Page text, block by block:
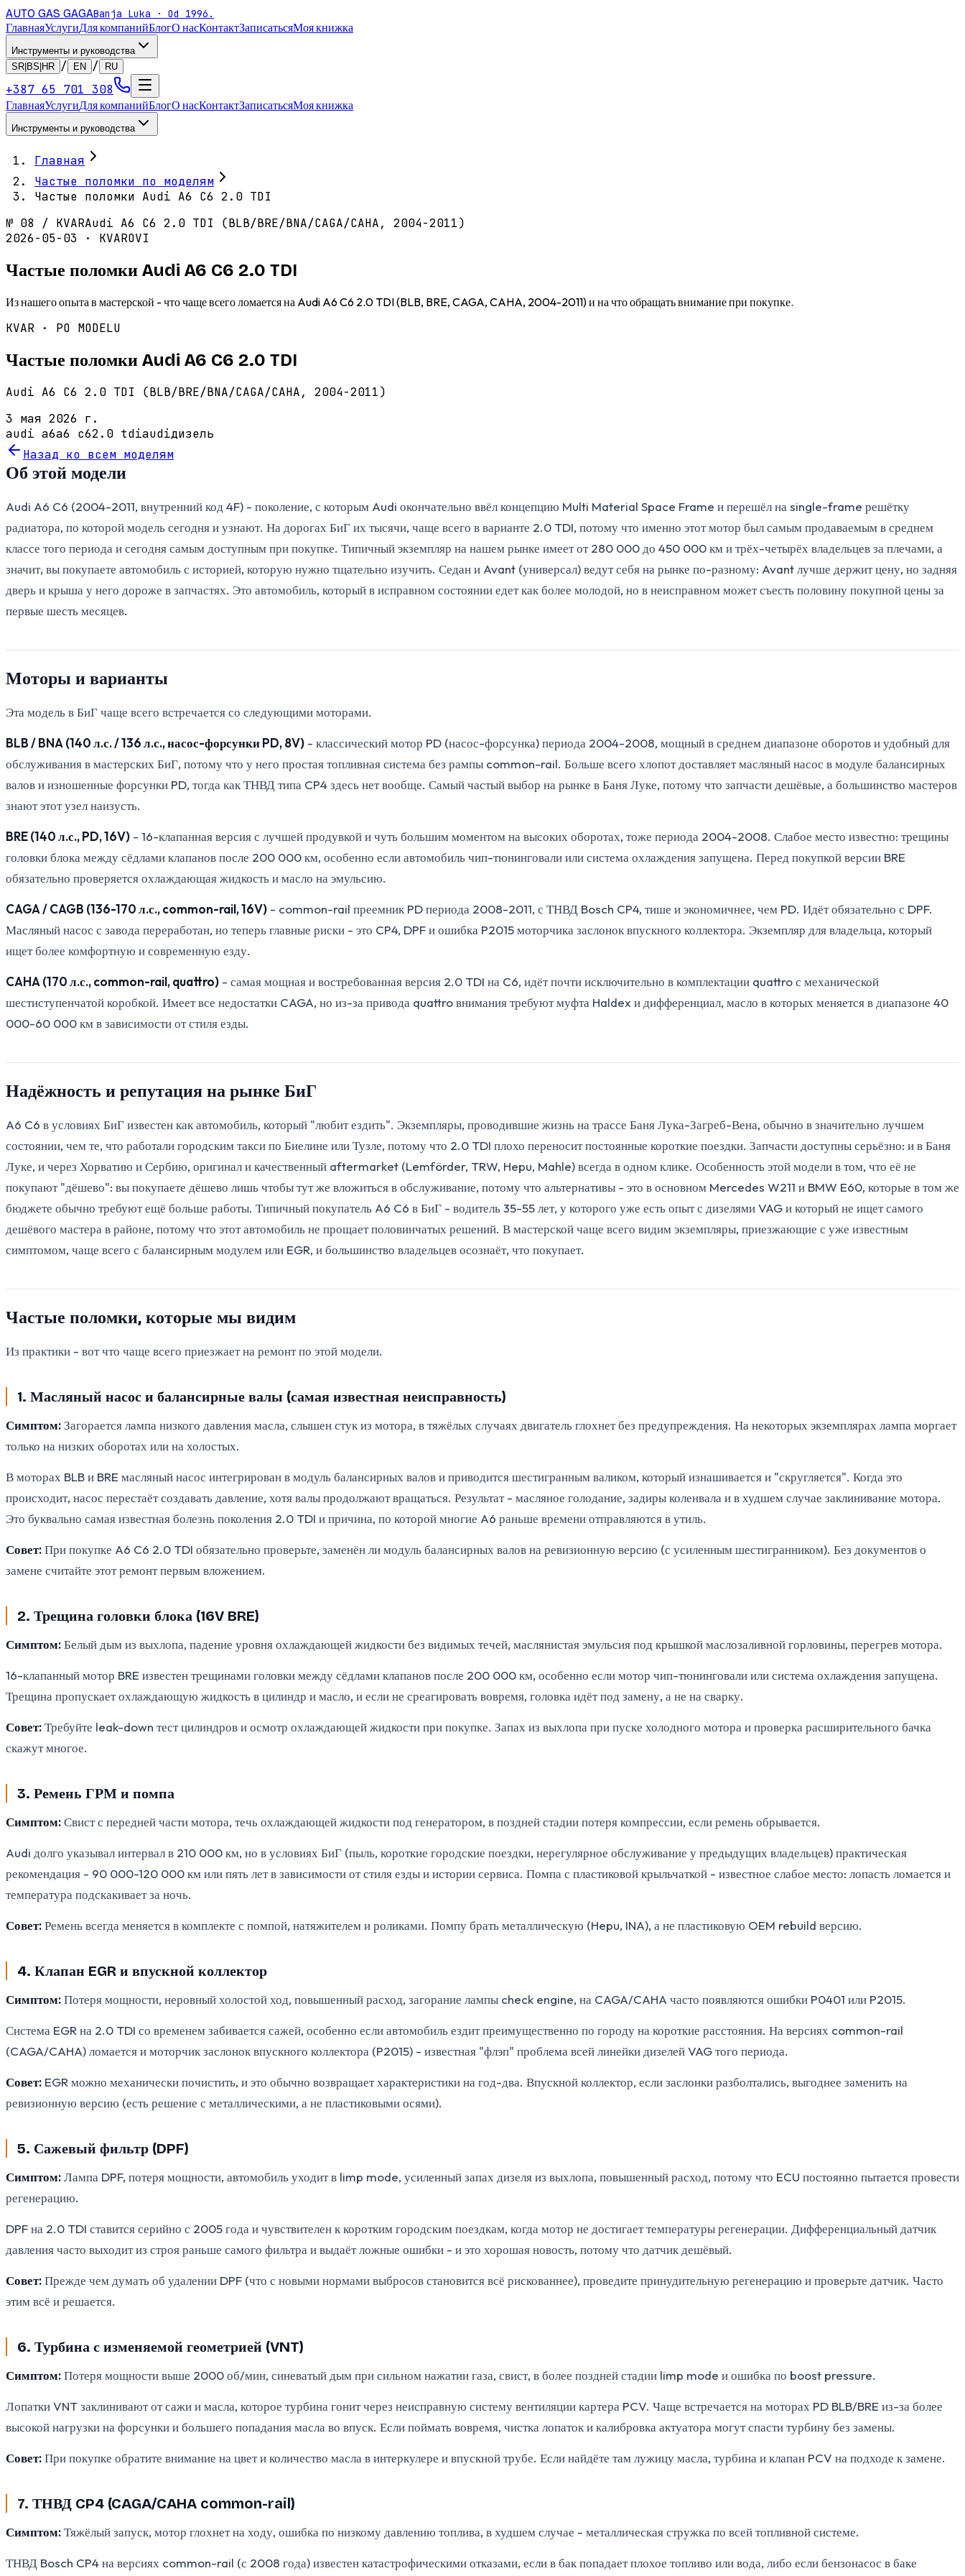
AUTO GAS GAGABanja Luka · Od 1996.
ГлавнаяУслугиДля компанийБлогО насКонтактЗаписатьсяМоя книжка
Инструменты и руководства
SR|BS|HR
/ EN / RU
+387 65 701 308
ГлавнаяУслугиДля компанийБлогО насКонтактЗаписатьсяМоя книжка
Инструменты и руководства
Главная
Частые поломки по моделям
Частые поломки Audi A6 C6 2.0 TDI
№ 08 / KVARAudi A6 C6 2.0 TDI (BLB/BRE/BNA/CAGA/CAHA, 2004-2011)
2026-05-03 · KVAROVI
Частые поломки Audi A6 C6 2.0 TDI
Из нашего опыта в мастерской - что чаще всего ломается на Audi A6 C6 2.0 TDI (BLB, BRE, CAGA, CAHA, 2004-2011) и на что обращать внимание при покупке.
KVAR · PO MODELU
Частые поломки Audi A6 C6 2.0 TDI
Audi A6 C6 2.0 TDI (BLB/BRE/BNA/CAGA/CAHA, 2004-2011)
3 мая 2026 г.
audi a6a6 c62.0 tdiaudiдизель
Назад ко всем моделям
Об этой модели
Audi A6 C6 (2004-2011, внутренний код 4F) - поколение, с которым Audi окончательно ввёл концепцию Multi Material Space Frame и перешёл на single-frame решётку
радиатора, по которой модель сегодня и узнают. На дорогах БиГ их тысячи, чаще всего в варианте 2.0 TDI, потому что именно этот мотор был самым продаваемым в среднем
классе того периода и сегодня самым доступным при покупке. Типичный экземпляр на нашем рынке имеет от 280 000 до 450 000 км и трёх-четырёх владельцев за плечами, а
значит, вы покупаете автомобиль с историей, которую нужно тщательно изучить. Седан и Avant (универсал) ведут себя на рынке по-разному: Avant лучше держит цену, но задняя
дверь и крыша у него дороже в запчастях. Это автомобиль, который в исправном состоянии едет как более молодой, но в неисправном может съесть половину покупной цены за
первые шесть месяцев.
Моторы и варианты
Эта модель в БиГ чаще всего встречается со следующими моторами.
BLB / BNA (140 л.с. / 136 л.с., насос-форсунки PD, 8V) - классический мотор PD (насос-форсунка) периода 2004-2008, мощный в среднем диапазоне оборотов и удобный для
обслуживания в мастерских БиГ, потому что у него простая топливная система без рампы common-rail. Больше всего хлопот доставляет масляный насос в модуле балансирных
валов и изношенные форсунки PD, тогда как ТНВД типа CP4 здесь нет вообще. Самый частый выбор на рынке в Баня Луке, потому что запчасти дешёвые, а большинство мастеров
знают этот узел наизусть.
BRE (140 л.с., PD, 16V) - 16-клапанная версия с лучшей продувкой и чуть большим моментом на высоких оборотах, тоже периода 2004-2008. Слабое место известно: трещины
головки блока между сёдлами клапанов после 200 000 км, особенно если автомобиль чип-тюнинговали или система охлаждения запущена. Перед покупкой версии BRE
обязательно проверяется охлаждающая жидкость и масло на эмульсию.
CAGA / CAGB (136-170 л.с., common-rail, 16V) - common-rail преемник PD периода 2008-2011, с ТНВД Bosch CP4, тише и экономичнее, чем PD. Идёт обязательно с DPF.
Масляный насос с завода переработан, но теперь главные риски - это CP4, DPF и ошибка P2015 моторчика заслонок впускного коллектора. Экземпляр для владельца, который
ищет более комфортную и современную езду.
CAHA (170 л.с., common-rail, quattro) - самая мощная и востребованная версия 2.0 TDI на C6, идёт почти исключительно в комплектации quattro с механической
шестиступенчатой коробкой. Имеет все недостатки CAGA, но из-за привода quattro внимания требуют муфта Haldex и дифференциал, масло в которых меняется в диапазоне 40
000-60 000 км в зависимости от стиля езды.
Надёжность и репутация на рынке БиГ
A6 C6 в условиях БиГ известен как автомобиль, который "любит ездить". Экземпляры, проводившие жизнь на трассе Баня Лука-Загреб-Вена, обычно в значительно лучшем
состоянии, чем те, что работали городским такси по Биелине или Тузле, потому что 2.0 TDI плохо переносит постоянные короткие поездки. Запчасти доступны серьёзно: и в Баня
Луке, и через Хорватию и Сербию, оригинал и качественный aftermarket (Lemförder, TRW, Hepu, Mahle) всегда в одном клике. Особенность этой модели в том, что её не
покупают "дёшево": вы покупаете дёшево лишь чтобы тут же вложиться в обслуживание, потому что альтернативы - это в основном Mercedes W211 и BMW E60, которые в том же
бюджете обычно требуют ещё больше работы. Типичный покупатель A6 C6 в БиГ - водитель 35-55 лет, у которого уже есть опыт с дизелями VAG и который не ищет самого
дешёвого мастера в районе, потому что этот автомобиль не прощает половинчатых решений. В мастерской чаще всего видим экземпляры, приезжающие с уже известным
симптомом, чаще всего с балансирным модулем или EGR, и большинство владельцев осознаёт, что покупает.
Частые поломки, которые мы видим
Из практики - вот что чаще всего приезжает на ремонт по этой модели.
1. Масляный насос и балансирные валы (самая известная неисправность)
Симптом:Загорается лампа низкого давления масла, слышен стук из мотора, в тяжёлых случаях двигатель глохнет без предупреждения. На некоторых экземплярах лампа моргает
только на низких оборотах или на холостых.
В моторах BLB и BRE масляный насос интегрирован в модуль балансирных валов и приводится шестигранным валиком, который изнашивается и "скругляется". Когда это
происходит, насос перестаёт создавать давление, хотя валы продолжают вращаться. Результат - масляное голодание, задиры коленвала и в худшем случае заклинивание мотора.
Это буквально самая известная болезнь поколения 2.0 TDI и причина, по которой многие A6 раньше времени отправляются в утиль.
Совет:При покупке A6 C6 2.0 TDI обязательно проверьте, заменён ли модуль балансирных валов на ревизионную версию (с усиленным шестигранником). Без документов о
замене считайте этот ремонт первым вложением.
2. Трещина головки блока (16V BRE)
Симптом:Белый дым из выхлопа, падение уровня охлаждающей жидкости без видимых течей, маслянистая эмульсия под крышкой маслозаливной горловины, перегрев мотора.
16-клапанный мотор BRE известен трещинами головки между сёдлами клапанов после 200 000 км, особенно если мотор чип-тюнинговали или система охлаждения запущена.
Трещина пропускает охлаждающую жидкость в цилиндр и масло, и если не среагировать вовремя, головка идёт под замену, а не на сварку.
Совет:Требуйте leak-down тест цилиндров и осмотр охлаждающей жидкости при покупке. Запах из выхлопа при пуске холодного мотора и проверка расширительного бачка
скажут многое.
3. Ремень ГРМ и помпа
Симптом:Свист с передней части мотора, течь охлаждающей жидкости под генератором, в поздней стадии потеря компрессии, если ремень обрывается.
Audi долго указывал интервал в 210 000 км, но в условиях БиГ (пыль, короткие городские поездки, нерегулярное обслуживание у предыдущих владельцев) практическая
рекомендация - 90 000-120 000 км или пять лет в зависимости от стиля езды и истории сервиса. Помпа с пластиковой крыльчаткой - известное слабое место: лопасть ломается и
температура подскакивает за ночь.
Совет:Ремень всегда меняется в комплекте с помпой, натяжителем и роликами. Помпу брать металлическую (Hepu, INA), а не пластиковую OEM rebuild версию.
4. Клапан EGR и впускной коллектор
Симптом:Потеря мощности, неровный холостой ход, повышенный расход, загорание лампы check engine, на CAGA/CAHA часто появляются ошибки P0401 или P2015.
Система EGR на 2.0 TDI со временем забивается сажей, особенно если автомобиль ездит преимущественно по городу на короткие расстояния. На версиях common-rail
(CAGA/CAHA) ломается и моторчик заслонок впускного коллектора (P2015) - известная "флэп" проблема всей линейки дизелей VAG того периода.
Совет: EGR можно механически почистить, и это обычно возвращает характеристики на год-два. Впускной коллектор, если заслонки разболтались, выгоднее заменить на
ревизионную версию (есть решение с металлическими, а не пластиковыми осями).
5. Сажевый фильтр (DPF)
Симптом:Лампа DPF, потеря мощности, автомобиль уходит в limp mode, усиленный запах дизеля из выхлопа, повышенный расход, потому что ECU постоянно пытается провести
регенерацию.
DPF на 2.0 TDI ставится серийно с 2005 года и чувствителен к коротким городским поездкам, когда мотор не достигает температуры регенерации. Дифференциальный датчик
давления часто выходит из строя раньше самого фильтра и выдаёт ложные ошибки - и это хорошая новость, потому что датчик дешёвый.
Совет:Прежде чем думать об удалении DPF (что с новыми нормами выбросов становится всё рискованнее), проведите принудительную регенерацию и проверьте датчик. Часто
этим всё и решается.
6. Турбина с изменяемой геометрией (VNT)
Симптом:Потеря мощности выше 2000 об/мин, синеватый дым при сильном нажатии газа, свист, в более поздней стадии limp mode и ошибка по boost pressure.
Лопатки VNT заклинивают от сажи и масла, которое турбина гонит через неисправную систему вентиляции картера PCV. Чаще встречается на моторах PD BLB/BRE из-за более
высокой нагрузки на форсунки и большего попадания масла во впуск. Если поймать вовремя, чистка лопаток и калибровка актуатора могут спасти турбину без замены.
Совет:При покупке обратите внимание на цвет и количество масла в интеркулере и впускной трубе. Если найдёте там лужицу масла, турбина и клапан PCV на подходе к замене.
7. ТНВД CP4 (CAGA/CAHA common-rail)
Симптом:Тяжёлый запуск, мотор глохнет на ходу, ошибка по низкому давлению топлива, в худшем случае - металлическая стружка по всей топливной системе.
ТНВД Bosch CP4 на версиях common-rail (с 2008 года) известен катастрофическими отказами, если в бак попадает плохое топливо или вода, либо если бензонасос в баке